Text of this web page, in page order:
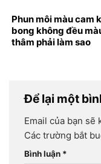
Phun môi màu cam
bong không đều
thâm phải làm sao
Để lại một
Email của bạn sẽ
Các trường bắt
Bình luận *